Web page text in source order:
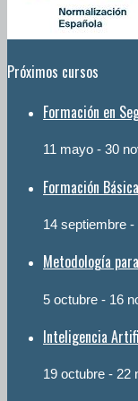
Próximos cursos
Formación en
11 mayo - 30
Formación
14 septiembre -
Metodología
5 octubre - 16
Inteligencia
19 octubre - 22